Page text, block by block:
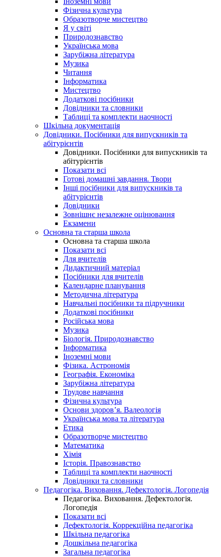
Фізична культура
Образотворче мистецтво
Я у світі
Природознавство
Українська мова
Зарубіжна література
Музика
Читання
Інформатика
Мистецтво
Додаткові посібники
Довідники та словники
Таблиці та комплекти наочності
Шкільна документація
Довідники. Посібники для випускників та
абітурієнтів
Довідники. Посібники для випускників та
абітурієнтів
Показати всі
Готові домашні завдання. Твори
Інші посібники для випускників та
абітурієнтів
Довідники
Зовнішнє незалежне оцінювання
Екзамени
Основна та старша школа
Основна та старша школа
Показати всі
Для вчителів
Дидактичний матеріал
Посібники для вчителів
Календарне планування
Методична література
Навчальні посібники та підручники
Додаткові посібники
Російська мова
Музика
Біологія. Природознавство
Інформатика
Іноземні мови
Фізика. Астрономія
Географія. Економіка
Зарубіжна література
Трудове навчання
Фізична культура
Основи здоров’я. Валеологія
Українська мова та література
Етика
Образотворче мистецтво
Математика
Хімія
Історія. Правознавство
Таблиці та комплекти наочності
Довідники та словники
Педагогіка. Виховання. Дефектологія. Логопедія
Педагогіка. Виховання. Дефектологія.
Логопедія
Показати всі
Дефектологія. Коррекційна педагогіка
Шкільна педагогіка
Дошкільна педагогіка
Загальна педагогіка